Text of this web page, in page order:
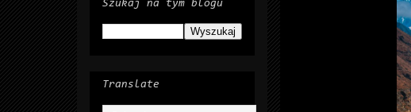
Szukaj na tym blogu
Translate